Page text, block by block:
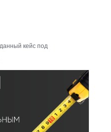
кейс под